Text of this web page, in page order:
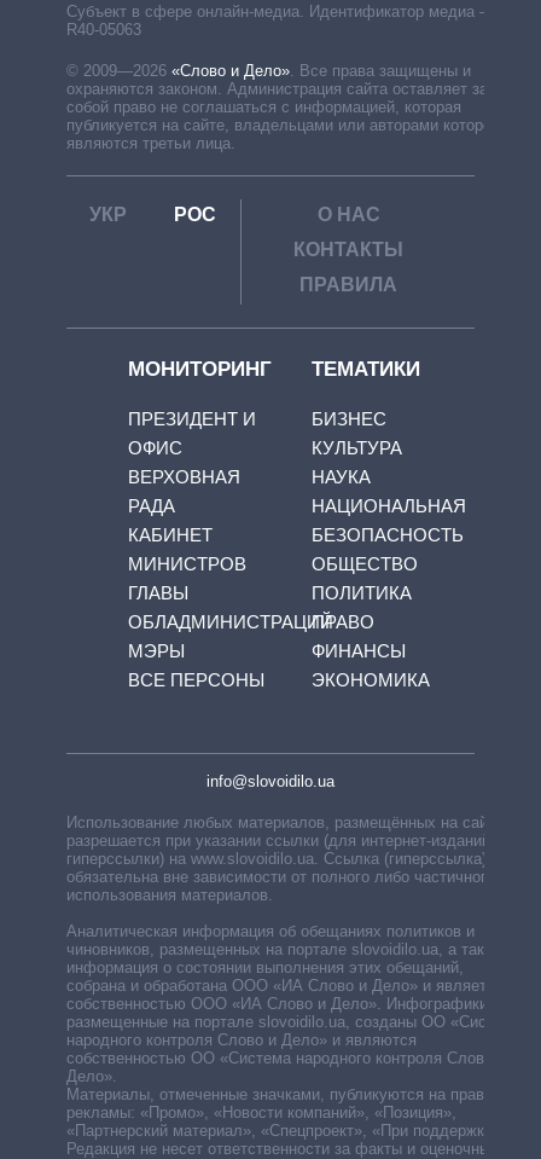
Субъект в сфере онлайн-медиа. Идентификатор медиа –
R40-05063
© 2009—2026 «Слово и Дело»
Все права защищены и
охраняются законом. Администрация сайта оставляет за
собой право не соглашаться с информацией, которая
публикуется на сайте, владельцами или авторами которой
являются третьи лица.
УКР РОС
О НАС
КОНТАКТЫ
ПРАВИЛА
МОНИТОРИНГ
ПРЕЗИДЕНТ И
ОФИС
ВЕРХОВНАЯ
РАДА
КАБИНЕТ
МИНИСТРОВ
ГЛАВЫ
ОБЛАДМИНИСТРАЦИЙ
МЭРЫ
ВСЕ ПЕРСОНЫ
ТЕМАТИКИ
БИЗНЕС
КУЛЬТУРА
НАУКА
НАЦИОНАЛЬНАЯ
БЕЗОПАСНОСТЬ
ОБЩЕСТВО
ПОЛИТИКА
ПРАВО
ФИНАНСЫ
ЭКОНОМИКА
info@slovoidilo.ua
Использование любых материалов, размещённых на сайте,
разрешается при указании ссылки (для интернет-изданий —
гиперссылки) на www.slovoidilo.ua. Ссылка (гиперссылка)
обязательна вне зависимости от полного либо частичного
использования материалов.
Аналитическая информация об обещаниях политиков и
чиновников, размещенных на портале slovoidilo.ua, а также
информация о состоянии выполнения этих обещаний,
собрана и обработана ООО «ИА Слово и Дело» и является
собственностью ООО «ИА Слово и Дело». Инфографики,
размещенные на портале slovoidilo.ua, созданы ОО «Система
народного контроля Слово и Дело» и являются
собственностью ОО «Система народного контроля Слово и
Дело».
Материалы, отмеченные значками, публикуются на правах
рекламы: «Промо», «Новости компаний», «Позиция»,
«Партнерский материал», «Спецпроект», «При поддержке».
Редакция не несет ответственности за факты и оценочные